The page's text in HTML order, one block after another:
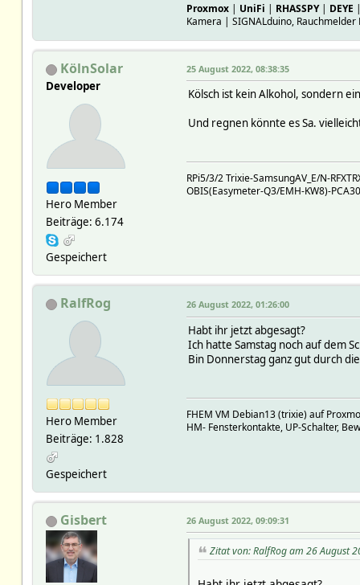
Proxmox| UniFi | RHASSPY| DEYE
Kamera | SIGNALduino, Rauchmelder
KölnSolar
Developer
Hero Member
Beiträge: 6.174
Gespeichert
25 August 2022, 08:38:35
Kölsch ist kein Alkohol, sondern
Und regnen könnte es Sa.
RPi5/3/2 Trixie-SamsungAV_E/N-
OBIS(Easymeter-Q3/EMH-KW8)-
RalfRog
Hero Member
Beiträge: 1.828
Gespeichert
26 August 2022, 01:26:00
Habt ihr jetzt abgesagt?
Ich hatte Samstag noch auf dem
Bin Donnerstag ganz gut durch
FHEM VM Debian13 (trixie) auf
HM- Fensterkontakte, UP-Schalter,
Gisbert 26 August 2022, 09:09:31
Zitat von: RalfRog am 26 August